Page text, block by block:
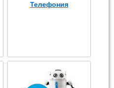
Телефония